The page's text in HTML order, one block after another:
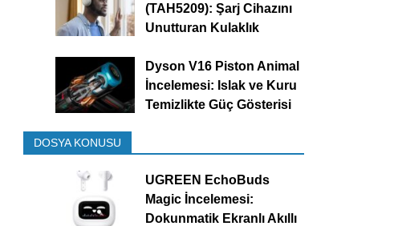
(TAH5209): Şarj Cihazını
Unutturan Kulaklık
Dyson V16 Piston Animal
İncelemesi: Islak ve Kuru
Temizlikte Güç Gösterisi
DOSYA KONUSU
UGREEN EchoBuds
Magic İncelemesi:
Dokunmatik Ekranlı Akıllı